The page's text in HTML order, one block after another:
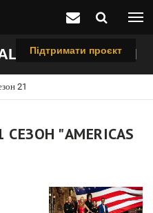
Підтримати проєкт
21 СЕЗОН
21
"AMERICAS